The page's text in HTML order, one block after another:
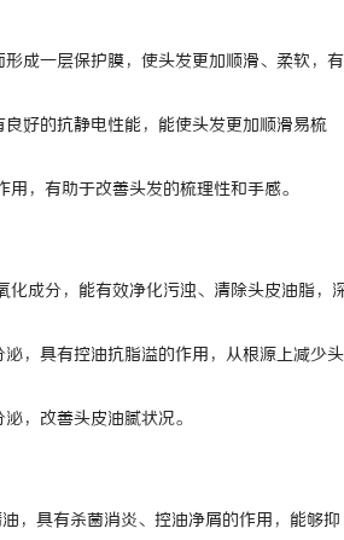
成一层保护膜，使头发更加顺滑、柔软，有
好的抗静电性能，能使头发更加顺滑易梳
用，有助于改善头发的梳理性和手感。
化成分，能有效净化污浊、清除头皮油脂，
，具有控油抗脂溢的作用，从根源上减少头
，改善头皮油腻状况。
，具有杀菌消炎、控油净屑的作用，能够抑
武汉